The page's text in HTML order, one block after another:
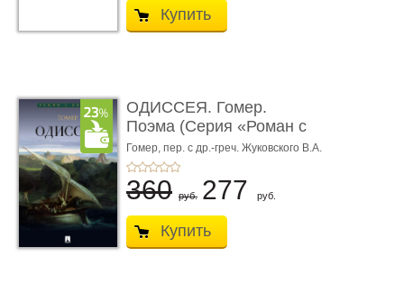
Купить
ОДИССЕЯ. Гомер.
Поэма (Серия «Роман с
книгой»)
Гомер, пер. с др.-греч. Жуковского В.А.
360 руб. 277 руб.
Купить